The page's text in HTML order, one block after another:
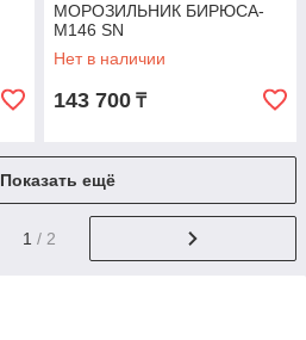
МОРОЗИЛЬНИК БИРЮСА-
М146 SN
Нет в наличии
143 700 ₸
Показать ещё
1 / 2